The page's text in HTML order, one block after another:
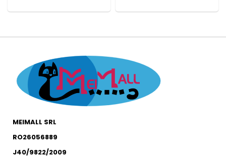
MEIMALL SRL
RO26056889
J40/9822/2009